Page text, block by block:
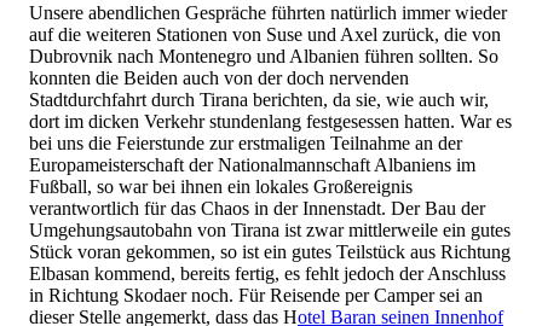
Unsere abendlichen Gespräche führten natürlich immer wieder
auf die weiteren Stationen von Suse und Axel zurück, die von
Dubrovnik nach Montenegro und Albanien führen sollten. So
konnten die Beiden auch von der doch nervenden
Stadtdurchfahrt durch Tirana berichten, da sie, wie auch wir,
dort im dicken Verkehr stundenlang festgesessen hatten. War es
bei uns die Feierstunde zur erstmaligen Teilnahme an der
Europameisterschaft der Nationalmannschaft Albaniens im
Fußball, so war bei ihnen ein lokales Großereignis
verantwortlich für das Chaos in der Innenstadt. Der Bau der
Umgehungsautobahn von Tirana ist zwar mittlerweile ein gutes
Stück voran gekommen, so ist ein gutes Teilstück aus Richtung
Elbasan kommend, bereits fertig, es fehlt jedoch der Anschluss
in Richtung Skodaer noch. Für Reisende per Camper sei an
dieser Stelle angemerkt, dass das Hotel Baran seinen Innenhof